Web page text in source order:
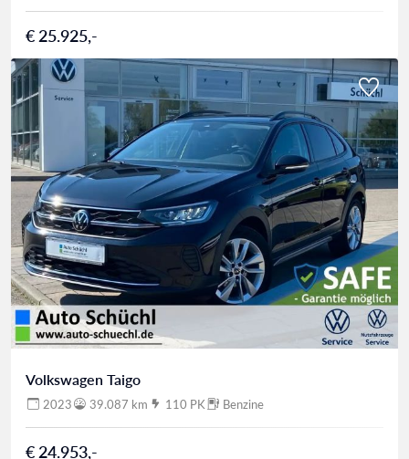
€ 25.925,-
Volkswagen Taigo
2023 39.087 km 110 PK Benzine
€ 24.953,-